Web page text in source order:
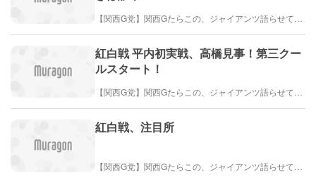
紅白戦 平内初実戦、高橋見事！第三クー
ルスタート！
【関西G党】関西Gたらこの、ジャイアンツ語らせて！巨人ブログ
紅白戦、注目所